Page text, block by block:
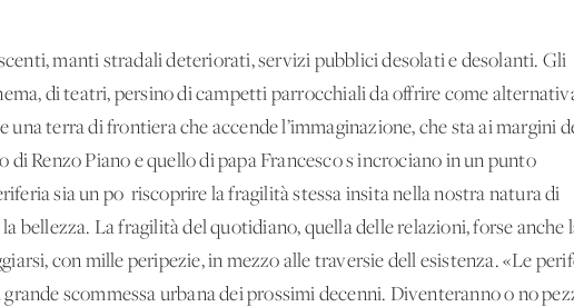
manti stradali deteriorati, servizi pubblici desolati e desolanti. Gli
di teatri, persino di campetti parrocchiali da offrire come
terra di frontiera che accende l’immaginazione, che sta ai margini
Renzo Piano e quello di papa Francesco s'incrociano in un punto
sia un po' riscoprire la fragilità stessa insita nella nostra natura di
bellezza. La fragilità del quotidiano, quella delle relazioni, forse anche
con mille peripezie, in mezzo alle traversie dell'esistenza. «Le
scommessa urbana dei prossimi decenni. Diventeranno o no